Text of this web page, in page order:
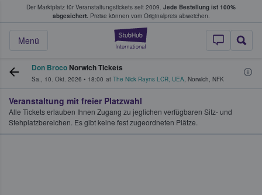
Der Marktplatz für Veranstaltungstickets seit 2009. Jede Bestellung ist 100%
abgesichert. Preise können vom Originalpreis abweichen.
StubHub - Wo
Menü
Tickets kaufen & verkaufen
Don Broco Norwich Tickets
Sa., 10. Okt. 2026 • 18:00 at The Nick Rayns LCR, UEA, Norwich, NFK
Veranstaltung mit freier Platzwahl
Alle Tickets erlauben Ihnen Zugang zu jeglichen verfügbaren Sitz- und
Stehplatzbereichen. Es gibt keine fest zugeordneten Plätze.